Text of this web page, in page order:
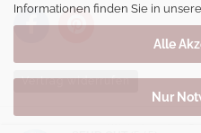
Informationen finden Sie in
Alle
Nur
Vertrag widerrufen